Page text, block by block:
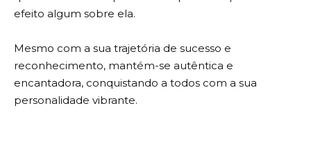
efeito algum sobre ela.
Mesmo com a sua trajetória de sucesso e
reconhecimento, mantém-se autêntica e
encantadora, conquistando a todos com a sua
personalidade vibrante.